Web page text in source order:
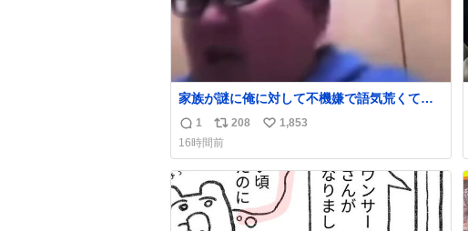
家族が謎に俺に対して不機嫌で語気荒くて今
これ
返
信
数
1
リ
ポ
ス
ト
数
208
い
ね
数
1,853
16時間前